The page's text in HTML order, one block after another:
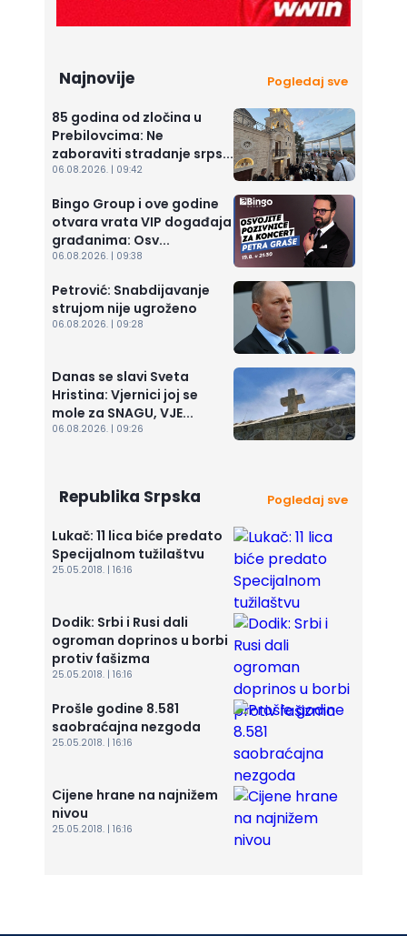
Najnovije Pogledaj sve
85 godina od zločina u
Prebilovcima: Ne
zaboraviti stradanje srps...
06.08.2026. | 09:42
Bingo Group i ove godine
otvara vrata VIP događaja
građanima: Osv...
06.08.2026. | 09:38
Petrović: Snabdijavanje
strujom nije ugroženo
06.08.2026. | 09:28
Danas se slavi Sveta
Hristina: Vjernici joj se
mole za SNAGU, VJE...
06.08.2026. | 09:26
Republika Srpska Pogledaj sve
Lukač: 11 lica biće predato
Specijalnom tužilaštvu
25.05.2018. | 16:16
Dodik: Srbi i Rusi dali
ogroman doprinos u borbi
protiv fašizma
25.05.2018. | 16:16
Prošle godine 8.581
saobraćajna nezgoda
25.05.2018. | 16:16
Cijene hrane na najnižem
nivou
25.05.2018. | 16:16